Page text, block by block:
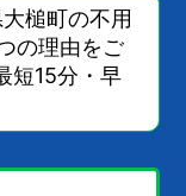
槌町の不用
の理由をご
短15分・早